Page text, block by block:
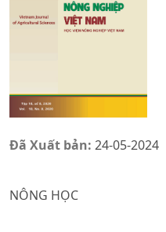
Đã Xuất bản: 24-05-2024
NÔNG HỌC